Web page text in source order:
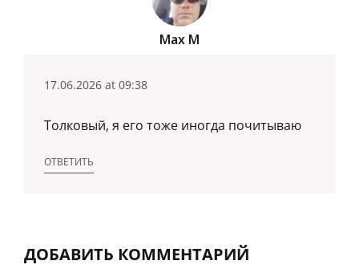
Max M
17.06.2026 at 09:38
Толковый, я его тоже иногда почитываю
ОТВЕТИТЬ
ДОБАВИТЬ КОММЕНТАРИЙ